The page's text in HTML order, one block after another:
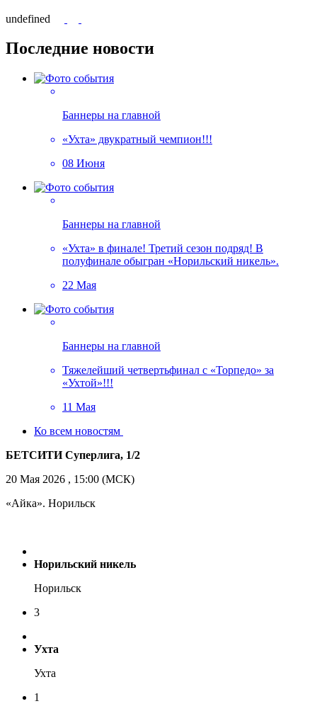
undefined
Последние новости
Баннеры на главной
«Ухта» двукратный чемпион!!!
08 Июня
Баннеры на главной
«Ухта» в финале! Третий сезон подряд! В
полуфинале обыгран «Норильский никель».
22 Мая
Баннеры на главной
Тяжелейший четвертьфинал с «Торпедо» за
«Ухтой»!!!
11 Мая
Ко всем новостям
БЕТСИТИ Суперлига, 1/2
20 Мая 2026 , 15:00 (МСК)
«Айка». Норильск
Норильский никель
Норильск
3
Ухта
Ухта
1